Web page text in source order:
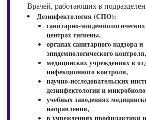
Врачей, работающих в
Дезинфектология (СПО):
санитарно-
центрах гигиены,
органах санитарного надзора и
эпидемиологического контроля,
медицинских учреждениях в
инфекционного контроля,
научно-исследовательских
дезинфектологии и
учебных заведениях
направления,
в учреждениях профилактики